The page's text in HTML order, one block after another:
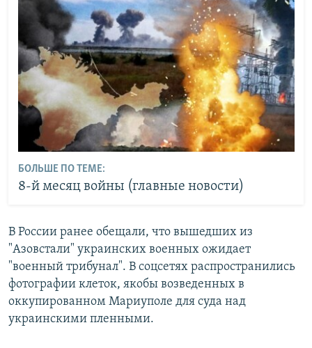
БОЛЬШЕ ПО ТЕМЕ:
8-й месяц войны (главные новости)
В России ранее обещали, что вышедших из
"Азовстали" украинских военных ожидает
"военный трибунал". В соцсетях распространились
фотографии клеток, якобы возведенных в
оккупированном Мариуполе для суда над
украинскими пленными.